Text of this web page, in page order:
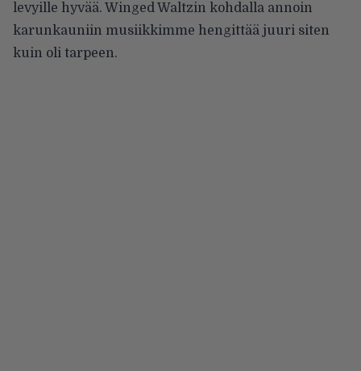
levyille hyvää. Winged Waltzin kohdalla annoin
karunkauniin musiikkimme hengittää juuri siten
kuin oli tarpeen.